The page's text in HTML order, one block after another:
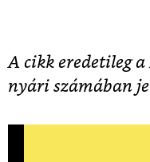
A cikk eredetileg
nyári számában